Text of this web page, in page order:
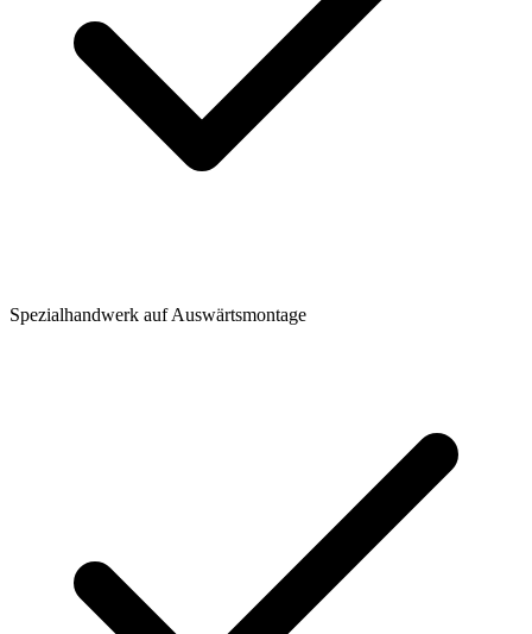
Spezialhandwerk auf Auswärtsmontage